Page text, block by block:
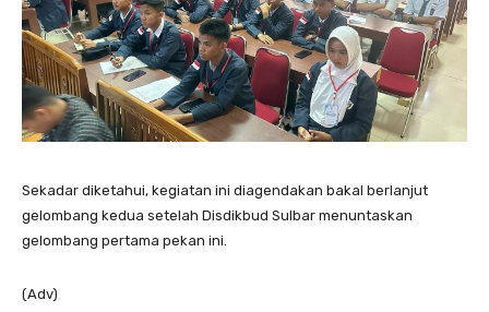
Sekadar diketahui, kegiatan ini diagendakan bakal berlanjut
gelombang kedua setelah Disdikbud Sulbar menuntaskan
gelombang pertama pekan ini.
(Adv)